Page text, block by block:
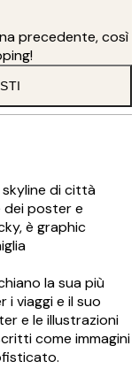
precedente, così
skyline di città
dei poster e
è graphic
la sua più
i viaggi e il suo
e le illustrazioni
come immagini